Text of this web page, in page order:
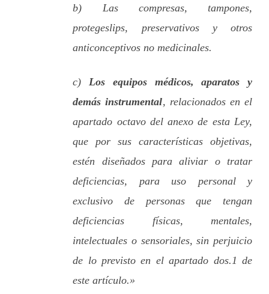
b) Las compresas, tampones,
protegeslips, preservativos y otros
anticonceptivos no medicinales.
c)Los equipos médicos, aparatos y
demás instrumental, relacionados en el
apartado octavo del anexo de esta Ley,
que por sus características objetivas,
estén diseñados para aliviar o tratar
deficiencias, para uso personal y
exclusivo de personas que tengan
deficiencias físicas, mentales,
intelectuales o sensoriales, sin perjuicio
de lo previsto en el apartado dos.1 de
este artículo.»